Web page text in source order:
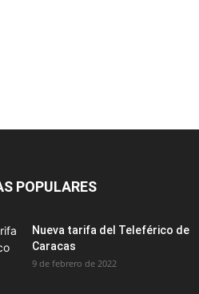
POPULARES
Nueva tarifa del Teleférico de
Caracas
9 de febrero de 2022